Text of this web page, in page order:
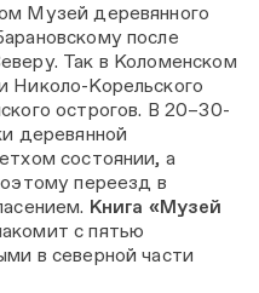
Музей деревянного
после
Так в Коломенском
Николо-Корельского
острогов. В 20–30-
деревянной
состоянии, а
переезд в
Книга «Музей
с пятью
в северной части